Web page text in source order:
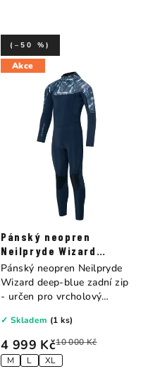
Akce
Pánský neopren
Neilpryde Wizard
Fullsuit B/Z 5/4
4 999 Kč10 000 Kč
(–50 %)
M L XL
✓ Skladem (1 ks)
Pánský neopren Neilpryde
Wizard deep-blue zadní zip
- určen pro vrcholový